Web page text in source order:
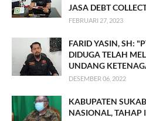
JASA DEBT
FEBRUARI 27, 2023
FARID YASIN, SH:
DIDUGA TELAH
UNDANG
DESEMBER 06, 2022
KABUPATEN
NASIONAL, TAHAP